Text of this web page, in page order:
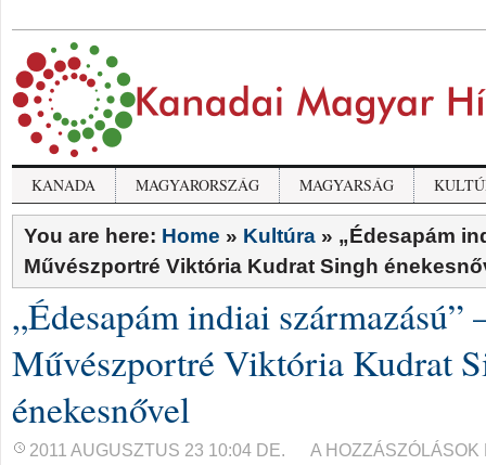
KANADA MAGYARORSZÁG MAGYARSÁG
You are here: Home » Kultúra » „Édesapám
Művészportré Viktória Kudrat Singh
„Édesapám indiai származású”
Művészportré Viktória Kudrat
énekesnővel
2011 AUGUSZTUS 23 10:04 DE.
„ÉDESAPÁM
A HOZZÁSZÓLÁSOK